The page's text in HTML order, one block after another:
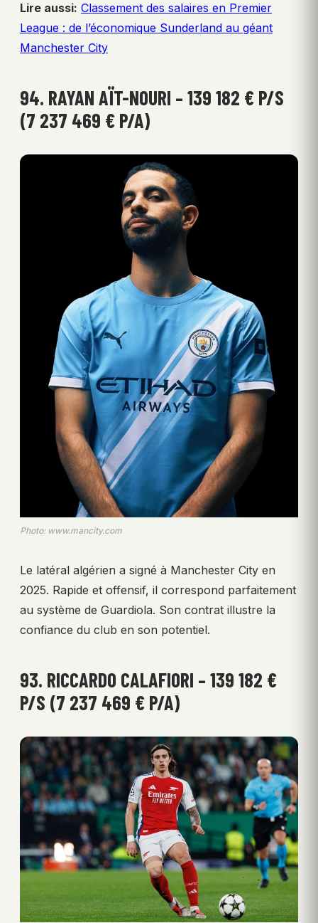
Lire aussi: Classement des salaires en Premier
League : de l’économique Sunderland au géant
Manchester City
94. RAYAN AÏT-NOURI – 139 182 € P/S
(7 237 469 € P/A)
Photo: www.mancity.com
Le latéral algérien a signé à Manchester City en
2025. Rapide et offensif, il correspond parfaitement
au système de Guardiola. Son contrat illustre la
confiance du club en son potentiel.
93. RICCARDO CALAFIORI – 139 182 €
P/S (7 237 469 € P/A)